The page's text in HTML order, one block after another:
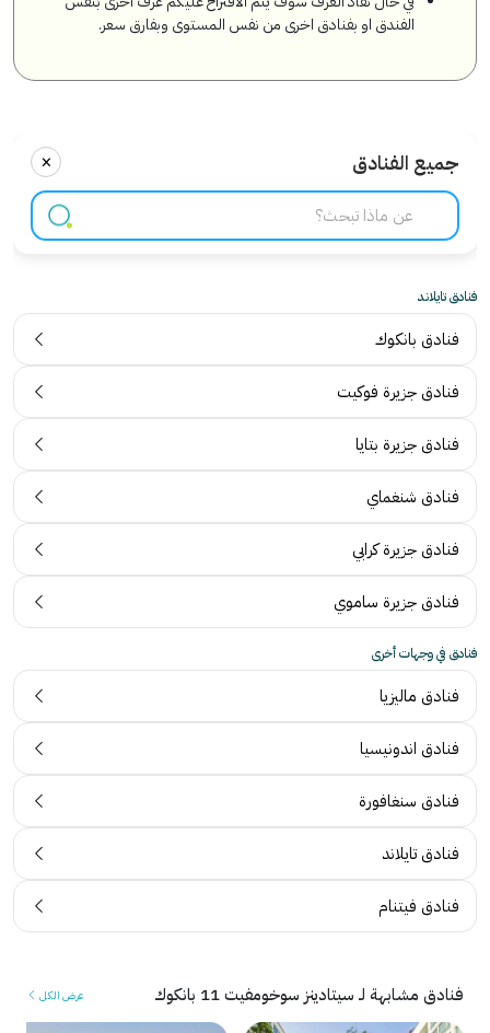
الفندق او بفنادق اخرى من نفس المستوى وبفارق سعر.
جميع الفنادق ×
فنادق تايلاند
فنادق بانكوك
فنادق جزيرة فوكيت
فنادق جزيرة بتايا
فنادق شنغماي
فنادق جزيرة كرابي
فنادق جزيرة ساموي
فنادق في وجهات أخرى
فنادق ماليزيا
فنادق اندونيسيا
فنادق سنغافورة
فنادق تايلاند
فنادق فيتنام
فنادق مشابهة لـ سيتادينز سوخومفيت 11 بانكوك عرض الكل